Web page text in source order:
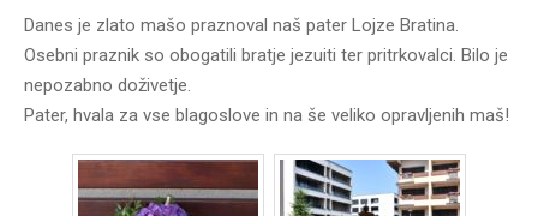
Danes je zlato mašo praznoval naš pater Lojze Bratina.
Osebni praznik so obogatili bratje jezuiti ter pritrkovalci. Bilo je
nepozabno doživetje.
Pater, hvala za vse blagoslove in na še veliko opravljenih maš!